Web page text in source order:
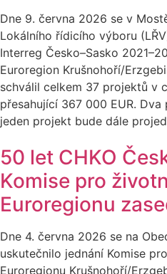
Dne 9. června 2026 se v
Lokálního řídicího výboru
Interreg Česko–Sasko
Euroregion Krušnohoří/
schválil celkem 37 projektů v
přesahující 367 000 EUR.
jeden projekt bude dále
50 let CHKO
Komise pro
Euroregionu
Dne 4. června 2026 se na
uskutečnilo jednání Komise
Euroregionu Krušnohoří/